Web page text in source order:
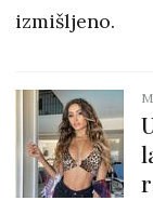
izmišljeno.